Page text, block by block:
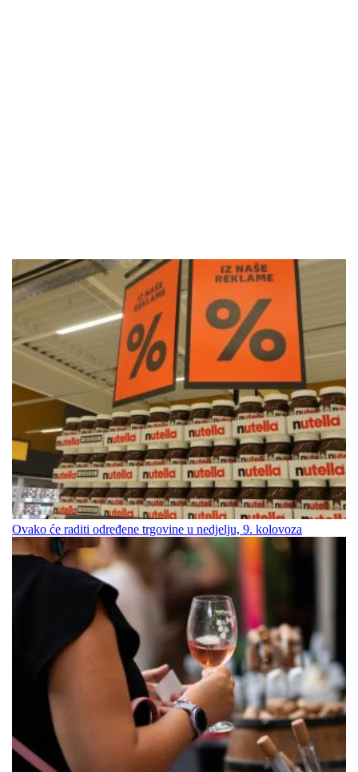
Ovako će raditi određene trgovine u nedjelju, 9. kolovoza